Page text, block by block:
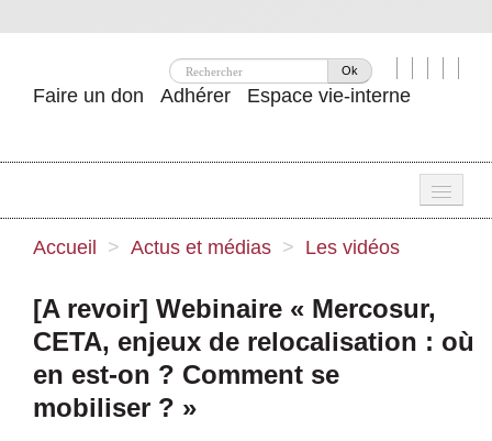
Ok
Faire un don Adhérer Espace vie-interne
Nos idées
Se mobiliser
Publications
Accueil > Actus et médias > Les vidéos
[A revoir] Webinaire « Mercosur,
CETA, enjeux de relocalisation : où
en est-on ? Comment se
mobiliser ? »